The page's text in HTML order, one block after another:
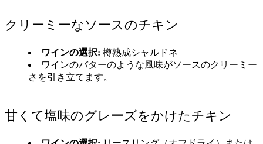
クリーミーなソースのチキン
ワインの選択: 樽熟成シャルドネ
ワインのバターのような風味がソースのクリーミー
さを引き立てます。
甘くて塩味のグレーズをかけたチキン